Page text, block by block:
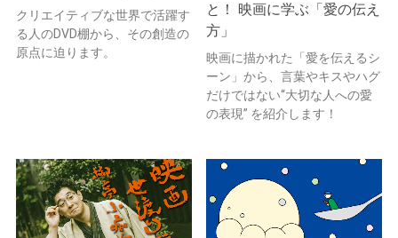
クリエイティブな世界で活躍す
る人のDVD棚から、その創造の
原点に迫ります。
と！ 映画に学ぶ「愛の伝え
方」
映画に描かれた「愛を伝えるシ
ーン」から、言葉やキスやハグ
だけではない“大切な人への愛
の表現” を紹介します！